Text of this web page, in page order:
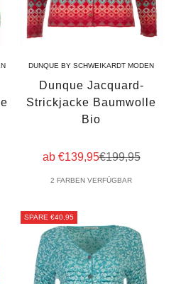
DUNQUE BY SCHWEIKARDT MODEN
Dunque Jacquard-
Strickjacke Baumwolle
Bio
Angebot
ab €139,95Regulärer
€199,95
2 FARBEN VERFÜGBAR
SPARE €40,95